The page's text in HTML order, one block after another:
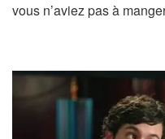
vous n’aviez pas à